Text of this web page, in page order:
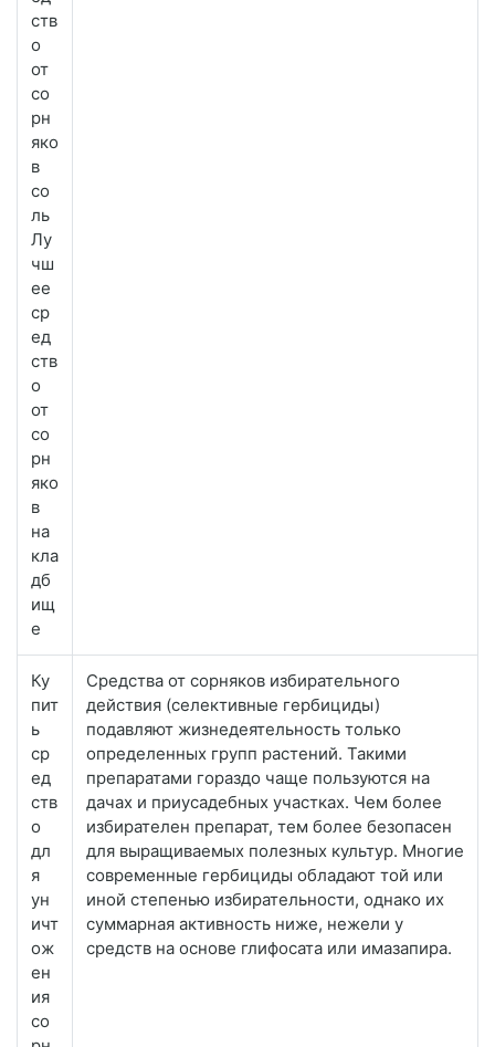
ств
о
от
со
рн
яко
в
со
ль
Лу
чш
ее
ср
ед
ств
о
от
со
рн
яко
в
на
кла
дб
ищ
е
Ку
пит
ь
ср
ед
ств
о
дл
я
ун
ичт
ож
ен
ия
со
Средства от сорняков избирательного
действия (селективные гербициды)
подавляют жизнедеятельность только
определенных групп растений. Такими
препаратами гораздо чаще пользуются на
дачах и приусадебных участках. Чем более
избирателен препарат, тем более безопасен
для выращиваемых полезных культур. Многие
современные гербициды обладают той или
иной степенью избирательности, однако их
суммарная активность ниже, нежели у
средств на основе глифосата или имазапира.